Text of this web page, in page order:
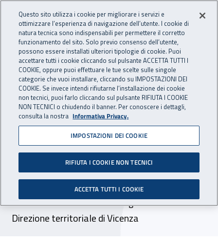
INAIL - Istituto Nazionale
Apri cerca
Navigazione principale
Navigazione - Ti trovi in:
Home Inail comunica Avvisi
Dr Veneto: variazione
dell’assetto territoriale
della Direzione territoriale
di Vicenza
Disponibili indicazioni sulla nuova articolazione
territoriale della Direzione regionale Veneto -
Direzione territoriale di Vicenza
Questo sito utilizza i cookie per migliorare i servizi e
ottimizzare l’esperienza di navigazione dell’utente. I cookie di
natura tecnica sono indispensabili per permettere il corretto
funzionamento del sito. Solo previo consenso dell’utente,
possono essere installati ulteriori tipologie di cookie. Puoi
accettare tutti i cookie cliccando sul pulsante ACCETTA TUTTI I
COOKIE, oppure puoi effettuare le tue scelte sulle singole
categorie che vuoi installare, cliccando su IMPOSTAZIONI DEI
COOKIE. Se invece intendi rifiutarne l’installazione dei cookie
non tecnici, puoi farlo cliccando sul pulsante RIFIUTA I COOKIE
NON TECNICI o chiudendo il banner. Per conoscere i dettagli,
consulta la nostra Informativa Privacy.
IMPOSTAZIONI DEI COOKIE
RIFIUTA I COOKIE NON TECNICI
ACCETTA TUTTI I COOKIE